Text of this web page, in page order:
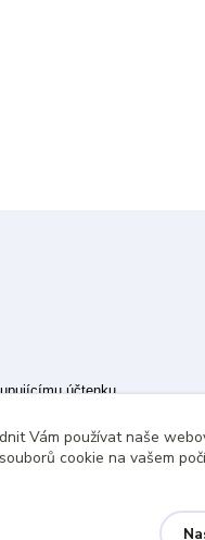
účtenku.
v případě technického
Vám používat naše
cookie na vašem